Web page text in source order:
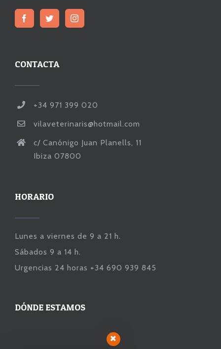
CONTACTA
+34 971 399 020
vilaveterinaris@hotmail.com
c/ Canónigo Juan Planells, 11
Ibiza 07800
HORARIO
Lunes a viernes de 9 a 21 h.
Sábados 9 a 14 h.
Urgencias 24 horas +34 690 939 845
DÓNDE ESTAMOS